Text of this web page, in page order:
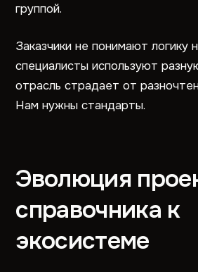
группой.
Заказчики не понимают логику
специалисты используют
отрасль страдает от
Нам нужны стандарты.
Эволюция
справочника к
экосистеме